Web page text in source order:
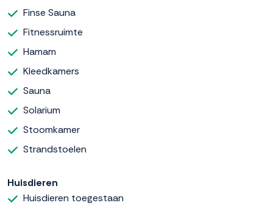
Finse Sauna
Fitnessruimte
Hamam
Kleedkamers
Sauna
Solarium
Stoomkamer
Strandstoelen
Huisdieren
Huisdieren toegestaan